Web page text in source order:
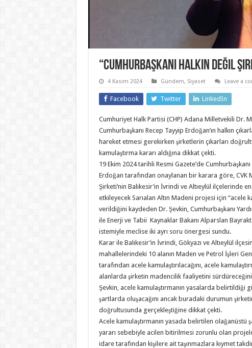
“Cumhurbaşkanı halkın değil
4 Kasım 2024 Gündem, Siyaset Leave a
Facebook Twitter LinkedIn
Cumhuriyet Halk Partisi (CHP) Adana Milletvekili Dr.
Cumhurbaşkanı Recep Tayyip Erdoğan’ın halkın
hareket etmesi gerekirken şirketlerin çıkarları
kamulaştırma kararı aldığına dikkat çekti.
19 Ekim 2024 tarihli Resmi Gazete’de
Erdoğan tarafından onaylanan bir karara göre, CVK
Şirketi’nin Balıkesir’in İvrindi ve Altıeylül ilçelerinde
etkileyecek Sarıalan Altın Madeni projesi için “acele
verildiğini kaydeden Dr. Şevkin, Cumhurbaşkanı
ile Enerji ve Tabii Kaynaklar Bakanı Alparslan
istemiyle meclise iki ayrı soru önergesi sundu.
Karar ile Balıkesir’in İvrindi, Gökyazı ve Altıeylül
mahallelerindeki 10 alanın Maden ve Petrol İşleri
tarafından acele kamulaştırılacağını, acele
alanlarda şirketin madencilik faaliyetini
Şevkin, acele kamulaştırmanın yasalarda belirtildiği
şartlarda oluşacağını ancak buradaki durumun
doğrultusunda gerçekleştiğine dikkat çekti.
Acele kamulaştırmanın yasada belirtilen olağanüstü
yararı sebebiyle acilen bitirilmesi zorunlu olan
idare tarafından kişilere ait taşınmazlara kıymet